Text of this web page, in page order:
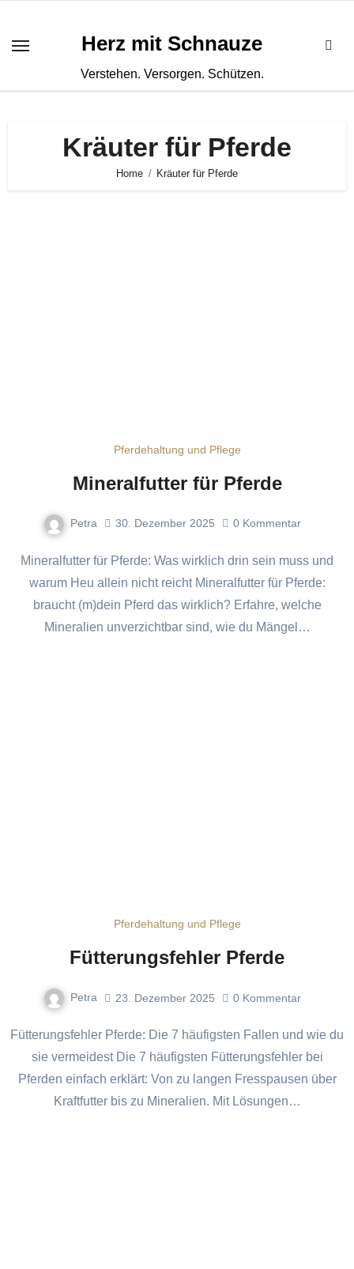
springen
Herz mit Schnauze
Verstehen. Versorgen. Schützen.
Kräuter für Pferde
Home Kräuter für Pferde
Pferdehaltung und Pflege
Mineralfutter für Pferde
Petra 30. Dezember 2025 0 Kommentar
Mineralfutter für Pferde: Was wirklich drin sein muss und
warum Heu allein nicht reicht Mineralfutter für Pferde:
braucht (m)dein Pferd das wirklich? Erfahre, welche
Mineralien unverzichtbar sind, wie du Mängel…
Pferdehaltung und Pflege
Fütterungsfehler Pferde
Petra 23. Dezember 2025 0 Kommentar
Fütterungsfehler Pferde: Die 7 häufigsten Fallen und wie du
sie vermeidest Die 7 häufigsten Fütterungsfehler bei
Pferden einfach erklärt: Von zu langen Fresspausen über
Kraftfutter bis zu Mineralien. Mit Lösungen…